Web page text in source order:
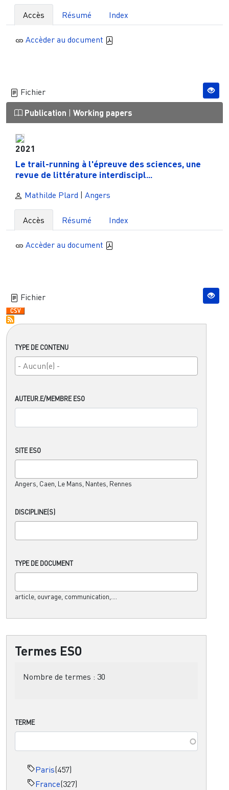
TYPE DE CONTENU
AUTEUR.E/MEMBRE ESO
SITE ESO
Angers, Caen, Le Mans, Nantes, Rennes
DISCIPLINE(S)
TYPE DE DOCUMENT
article, ouvrage, communication,....
Termes ESO
Nombre de termes : 30
TERME
Paris(457)
France(327)
Accès Résumé Index
Accèder au document
Fichier
Publication Working papers
2021
Le trail-running à l'épreuve des sciences, une
revue de littérature interdiscipl...
Mathilde Plard Angers
Accès Résumé Index
Accèder au document
Fichier